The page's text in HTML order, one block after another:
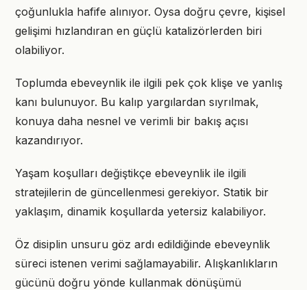
çoğunlukla hafife alınıyor. Oysa doğru çevre, kişisel
gelişimi hızlandıran en güçlü katalizörlerden biri
olabiliyor.
Toplumda ebeveynlik ile ilgili pek çok klişe ve yanlış
kanı bulunuyor. Bu kalıp yargılardan sıyrılmak,
konuya daha nesnel ve verimli bir bakış açısı
kazandırıyor.
Yaşam koşulları değiştikçe ebeveynlik ile ilgili
stratejilerin de güncellenmesi gerekiyor. Statik bir
yaklaşım, dinamik koşullarda yetersiz kalabiliyor.
Öz disiplin unsuru göz ardı edildiğinde ebeveynlik
süreci istenen verimi sağlamayabilir. Alışkanlıkların
gücünü doğru yönde kullanmak dönüşümü